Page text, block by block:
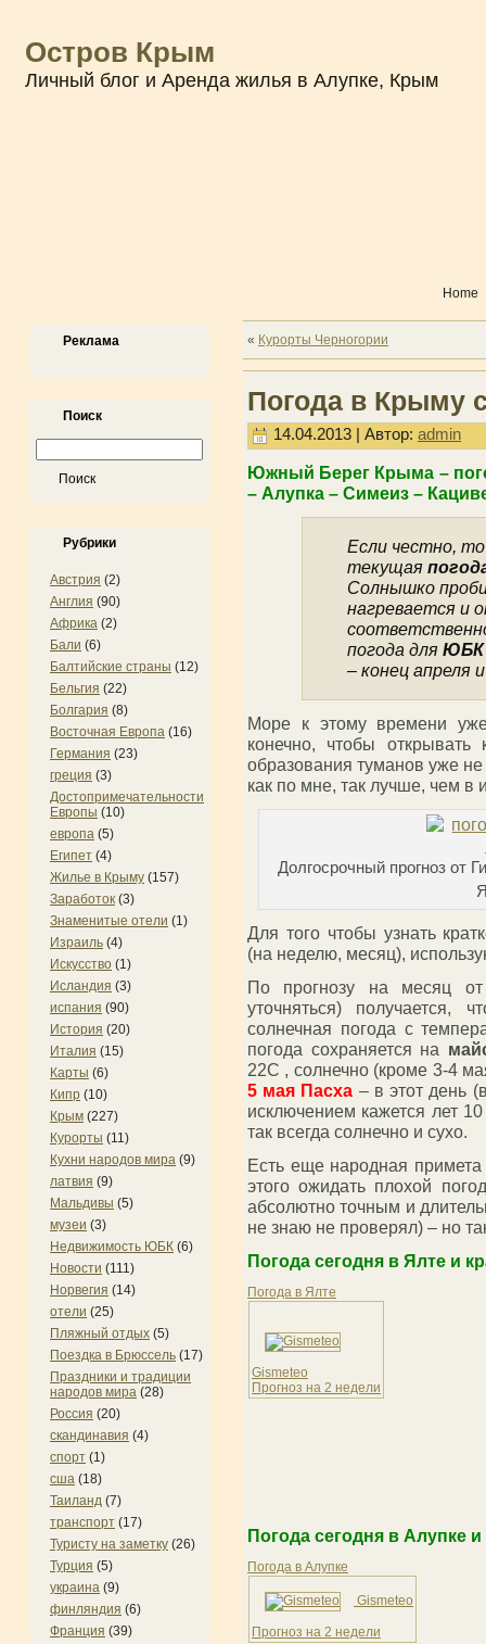
Остров Крым
Личный блог и Аренда жилья в Алупке, Крым
Home
Реклама
Поиск
Рубрики
Австрия (2)
Англия (90)
Африка (2)
Бали (6)
Балтийские страны (12)
Бельгия (22)
Болгария (8)
Восточная Европа (16)
Германия (23)
греция (3)
Достопримечательности
Европы (10)
европа (5)
Египет (4)
Жилье в Крыму (157)
Заработок (3)
Знаменитые отели (1)
Израиль (4)
Искусство (1)
Исландия (3)
испания (90)
История (20)
Италия (15)
Карты (6)
Кипр (10)
Крым (227)
Курорты (11)
Кухни народов мира (9)
латвия (9)
Мальдивы (5)
музеи (3)
Недвижимость ЮБК (6)
Новости (111)
Норвегия (14)
отели (25)
Пляжный отдых (5)
Поездка в Брюссель (17)
Праздники и традиции
народов мира (28)
Россия (20)
скандинавия (4)
спорт (1)
сша (18)
Таиланд (7)
транспорт (17)
Туристу на заметку (26)
Турция (5)
украина (9)
финляндия (6)
Франция (39)
« Курорты Черногории
Погода в Крыму
14.04.2013 | Автор: admin
Южный Берег Крыма –
– Алупка – Симеиз –
Если честно,
текущая
Солнышко
нагревается и
погода для ЮБК
– конец апреля
Море к этому времени
конечно, чтобы
образования туманов уже
как по мне, так лучше, чем в
Долгосрочный прогноз от
Для того чтобы узнать
(на неделю, месяц),
По прогнозу на месяц
уточняться) получается,
солнечная погода с
погода сохраняется на
22С , солнечно (кроме 3-4
5 мая Пасха – в этот день
исключением кажется лет
так всегда солнечно и сухо.
Есть еще народная примета
этого ожидать плохой
абсолютно точным и
не знаю не проверял) – но
Погода сегодня в Ялте и
Погода в Ялте
Gismeteo
Прогноз на 2 недели
Погода сегодня в Алупке и
Погода в Алупке
Gismeteo
Прогноз на 2 недели